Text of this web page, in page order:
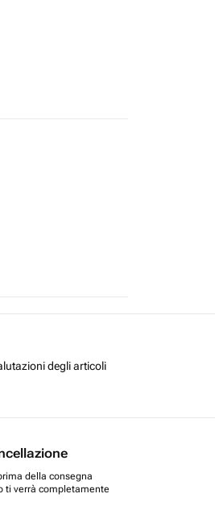
degli articoli
della consegna
ti verrà completamente